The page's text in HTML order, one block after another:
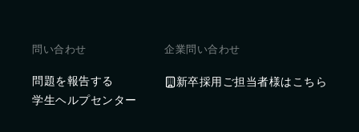
問い合わせ
問題を報告する
学生ヘルプセンター
企業問い合わせ
新卒採用ご担当者様はこちら